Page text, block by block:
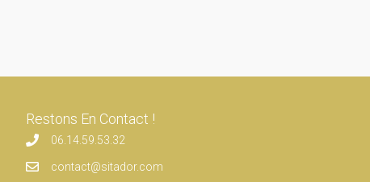
Restons En Contact !
06.14.59.53.32
contact@sitador.com